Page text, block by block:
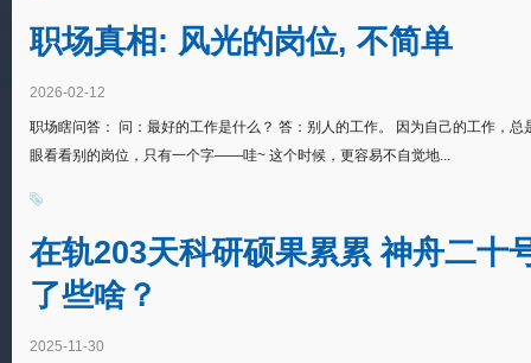
职场真相: 风光的岗位, 不简单
2026-02-12
职场瞎问答： 问：最好的工作是什么？ 答：别人的工作。 因为自己的工作，
眼看看别的岗位，只有一个字——哇~ 这个时候，更容易不自觉地...
在轨203天科研硕果累累 神舟二十
了些啥？
2025-11-30